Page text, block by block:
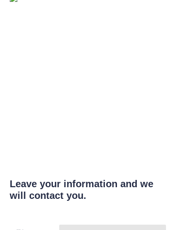
Leave your information and we
will contact you.